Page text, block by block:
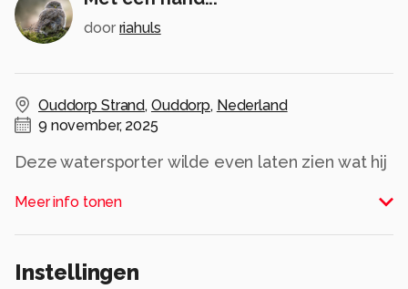
door riahuls
Ouddorp Strand, Ouddorp, Nederland
9 november, 2025
Deze watersporter wilde even laten zien wat hij
kwam. Ik volgde eigenlijk een ander....dat was
dus even snel wisselen.
Alle rechten voorbehouden
Meer info tonen
Instellingen